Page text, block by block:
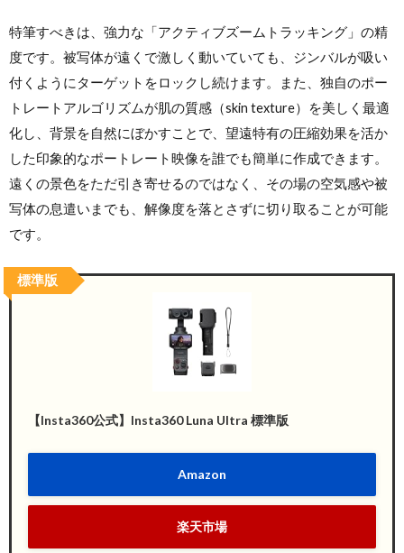
特筆すべきは、強力な「アクティブズームトラッキング」の精
度です。被写体が遠くで激しく動いていても、ジンバルが吸い
付くようにターゲットをロックし続けます。また、独自のポー
トレートアルゴリズムが肌の質感（skin texture）を美しく最適
化し、背景を自然にぼかすことで、望遠特有の圧縮効果を活か
した印象的なポートレート映像を誰でも簡単に作成できます。
遠くの景色をただ引き寄せるのではなく、その場の空気感や被
写体の息遣いまでも、解像度を落とさずに切り取ることが可能
です。
【Insta360公式】Insta360 Luna Ultra 標準版
Amazon
楽天市場
標準版